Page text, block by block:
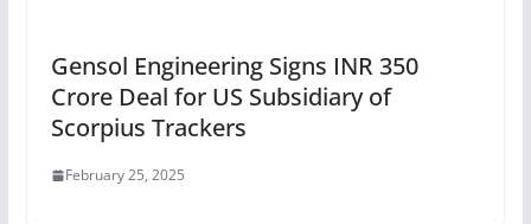
Gensol Engineering Signs INR 350
Crore Deal for US Subsidiary of
Scorpius Trackers
February 25, 2025